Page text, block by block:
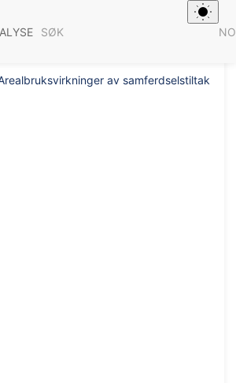
SØK NO
av samferdselstiltak